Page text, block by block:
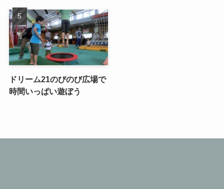
ドリーム21のびのび広場で
時間いっぱい遊ぼう